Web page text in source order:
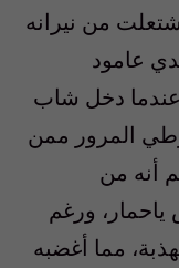
من نيرانه
عامود
دخل شاب
المرور ممن
أنه من
ورغم
مما أغضبه